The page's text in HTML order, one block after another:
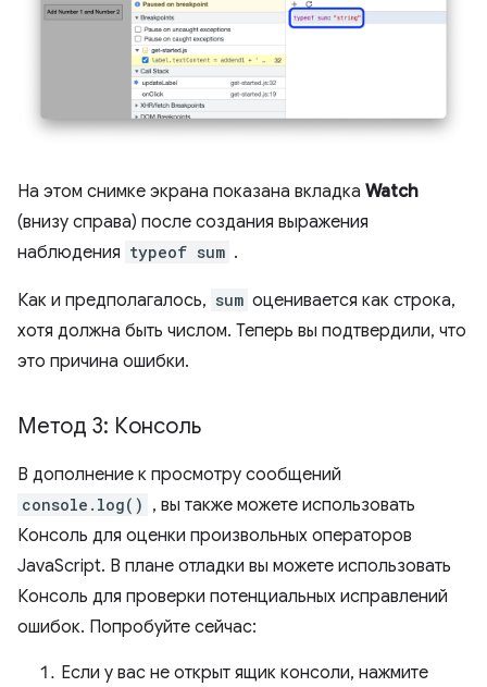
На этом снимке экрана показана вкладка Watch
(внизу справа) после создания выражения
наблюдения typeof sum .
Как и предполагалось, sum оценивается как строка,
хотя должна быть числом. Теперь вы подтвердили, что
это причина ошибки.
Метод 3: Консоль
В дополнение к просмотру сообщений
console.log() , вы также можете использовать
Консоль для оценки произвольных операторов
JavaScript. В плане отладки вы можете использовать
Консоль для проверки потенциальных исправлений
ошибок. Попробуйте сейчас:
Если у вас не открыт ящик консоли, нажмите